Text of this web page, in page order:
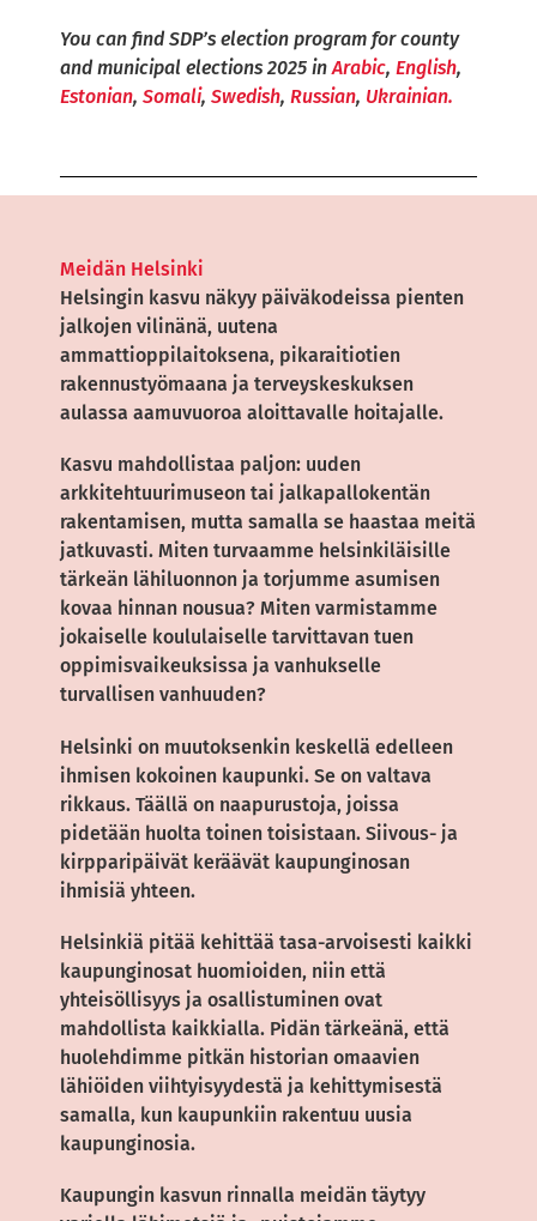
You can find SDP’s election program for county
and municipal elections 2025 inArabic, English,
Estonian, Somali, Swedish, Russian, Ukrainian.
Meidän Helsinki
Helsingin kasvu näkyy päiväkodeissa pienten
jalkojen vilinänä, uutena
ammattioppilaitoksena, pikaraitiotien
rakennustyömaana ja terveyskeskuksen
aulassa aamuvuoroa aloittavalle hoitajalle.
Kasvu mahdollistaa paljon: uuden
arkkitehtuurimuseon tai jalkapallokentän
rakentamisen, mutta samalla se haastaa meitä
jatkuvasti. Miten turvaamme helsinkiläisille
tärkeän lähiluonnon ja torjumme asumisen
kovaa hinnan nousua? Miten varmistamme
jokaiselle koululaiselle tarvittavan tuen
oppimisvaikeuksissa ja vanhukselle
turvallisen vanhuuden?
Helsinki on muutoksenkin keskellä edelleen
ihmisen kokoinen kaupunki. Se on valtava
rikkaus. Täällä on naapurustoja, joissa
pidetään huolta toinen toisistaan. Siivous- ja
kirpparipäivät keräävät kaupunginosan
ihmisiä yhteen.
Helsinkiä pitää kehittää tasa-arvoisesti kaikki
kaupunginosat huomioiden, niin että
yhteisöllisyys ja osallistuminen ovat
mahdollista kaikkialla. Pidän tärkeänä, että
huolehdimme pitkän historian omaavien
lähiöiden viihtyisyydestä ja kehittymisestä
samalla, kun kaupunkiin rakentuu uusia
kaupunginosia.
Kaupungin kasvun rinnalla meidän täytyy